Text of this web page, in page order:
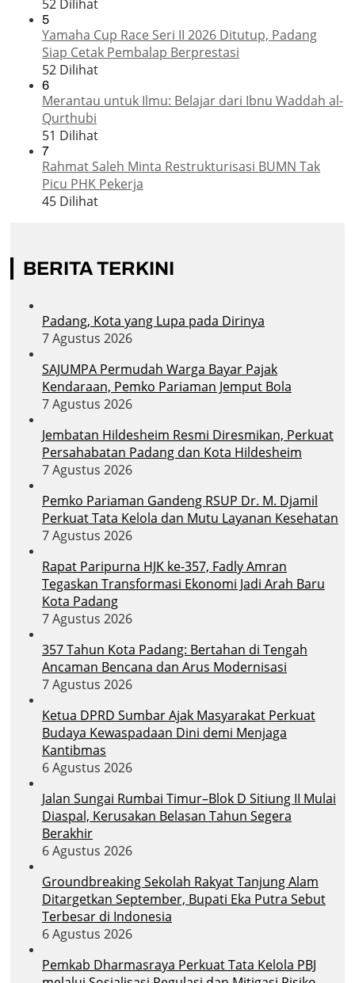
52 Dilihat
5
Yamaha Cup Race Seri II 2026 Ditutup, Padang
Siap Cetak Pembalap Berprestasi
52 Dilihat
6
Merantau untuk Ilmu: Belajar dari Ibnu Waddah al-
Qurthubi
51 Dilihat
7
Rahmat Saleh Minta Restrukturisasi BUMN Tak
Picu PHK Pekerja
45 Dilihat
BERITA TERKINI
Padang, Kota yang Lupa pada Dirinya
7 Agustus 2026
SAJUMPA Permudah Warga Bayar Pajak
Kendaraan, Pemko Pariaman Jemput Bola
7 Agustus 2026
Jembatan Hildesheim Resmi Diresmikan, Perkuat
Persahabatan Padang dan Kota Hildesheim
7 Agustus 2026
Pemko Pariaman Gandeng RSUP Dr. M. Djamil
Perkuat Tata Kelola dan Mutu Layanan Kesehatan
7 Agustus 2026
Rapat Paripurna HJK ke-357, Fadly Amran
Tegaskan Transformasi Ekonomi Jadi Arah Baru
Kota Padang
7 Agustus 2026
357 Tahun Kota Padang: Bertahan di Tengah
Ancaman Bencana dan Arus Modernisasi
7 Agustus 2026
Ketua DPRD Sumbar Ajak Masyarakat Perkuat
Budaya Kewaspadaan Dini demi Menjaga
Kantibmas
6 Agustus 2026
Jalan Sungai Rumbai Timur–Blok D Sitiung II Mulai
Diaspal, Kerusakan Belasan Tahun Segera
Berakhir
6 Agustus 2026
Groundbreaking Sekolah Rakyat Tanjung Alam
Ditargetkan September, Bupati Eka Putra Sebut
Terbesar di Indonesia
6 Agustus 2026
Pemkab Dharmasraya Perkuat Tata Kelola PBJ